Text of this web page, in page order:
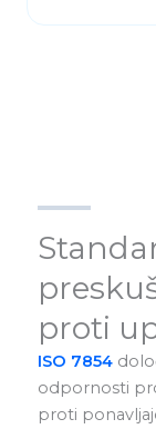
proti
ISO 7854
odpornosti
proti